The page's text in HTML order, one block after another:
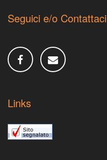
Seguici e/o Contattaci
Links